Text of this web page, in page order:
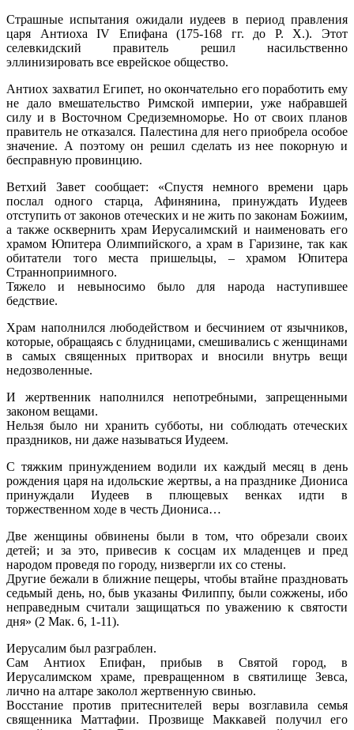
Страшные испытания ожидали иудеев в период правления
царя Антиоха IV Епифана (175-168 гг. до Р. Х.). Этот
селевкидский правитель решил насильственно
эллинизировать все еврейское общество.
Антиох захватил Египет, но окончательно его поработить ему
не дало вмешательство Римской империи, уже набравшей
силу и в Восточном Средиземноморье. Но от своих планов
правитель не отказался. Палестина для него приобрела особое
значение. А поэтому он решил сделать из нее покорную и
бесправную провинцию.
Ветхий Завет сообщает: «Спустя немного времени царь
послал одного старца, Афинянина, принуждать Иудеев
отступить от законов отеческих и не жить по законам Божиим,
а также осквернить храм Иерусалимский и наименовать его
храмом Юпитера Олимпийского, а храм в Гаризине, так как
обитатели того места пришельцы, – храмом Юпитера
Странноприимного.
Тяжело и невыносимо было для народа наступившее
бедствие.
Храм наполнился любодейством и бесчинием от язычников,
которые, обращаясь с блудницами, смешивались с женщинами
в самых священных притворах и вносили внутрь вещи
недозволенные.
И жертвенник наполнился непотребными, запрещенными
законом вещами.
Нельзя было ни хранить субботы, ни соблюдать отеческих
праздников, ни даже называться Иудеем.
С тяжким принуждением водили их каждый месяц в день
рождения царя на идольские жертвы, а на празднике Диониса
принуждали Иудеев в плющевых венках идти в
торжественном ходе в честь Диониса…
Две женщины обвинены были в том, что обрезали своих
детей; и за это, привесив к сосцам их младенцев и пред
народом проведя по городу, низвергли их со стены.
Другие бежали в ближние пещеры, чтобы втайне праздновать
седьмый день, но, быв указаны Филиппу, были сожжены, ибо
неправедным считали защищаться по уважению к святости
дня» (2 Мак. 6, 1-11).
Иерусалим был разграблен.
Сам Антиох Епифан, прибыв в Святой город, в
Иерусалимском храме, превращенном в святилище Зевса,
лично на алтаре заколол жертвенную свинью.
Восстание против притеснителей веры возглавила семья
священника Маттафии. Прозвище Маккавей получил его